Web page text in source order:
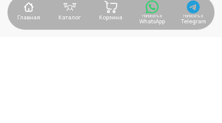
Главная Каталог Корзина Написать в
WhatsApp
Написать в
Telegram